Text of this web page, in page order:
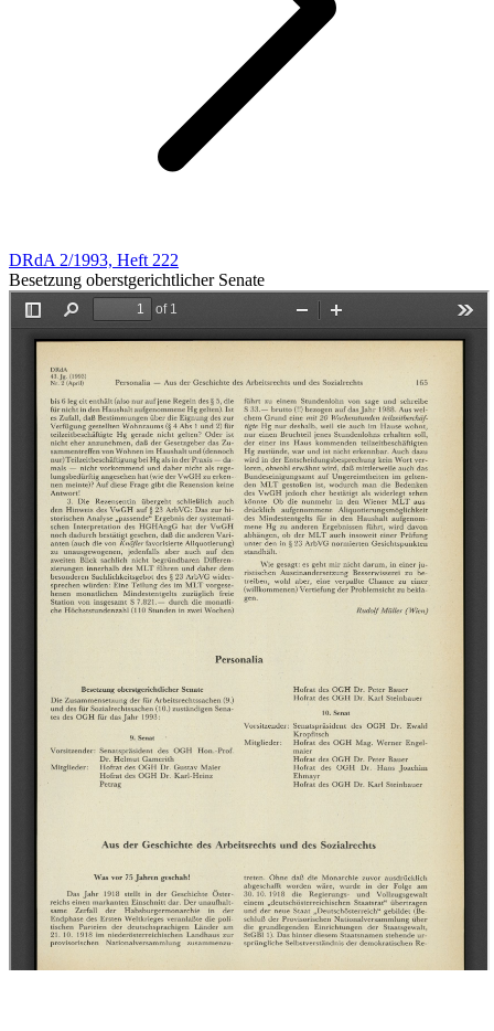
DRdA 2/1993, Heft 222
Besetzung oberstgerichtlicher Senate